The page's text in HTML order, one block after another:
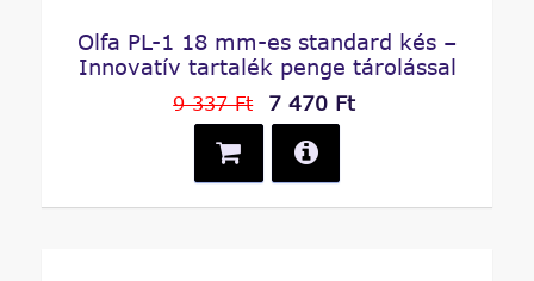
Olfa PL-1 18 mm-es standard kés –
Innovatív tartalék penge tárolással
9 337 Ft 7 470 Ft